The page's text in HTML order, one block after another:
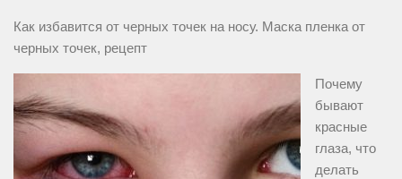
Как избавится от черных точек на носу. Маска пленка от
черных точек, рецепт
Почему
бывают
красные
глаза, что
делать